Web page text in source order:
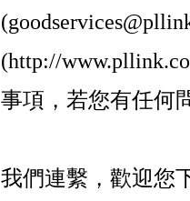
(http://
事項，若您有任何
我們連繫，歡迎您